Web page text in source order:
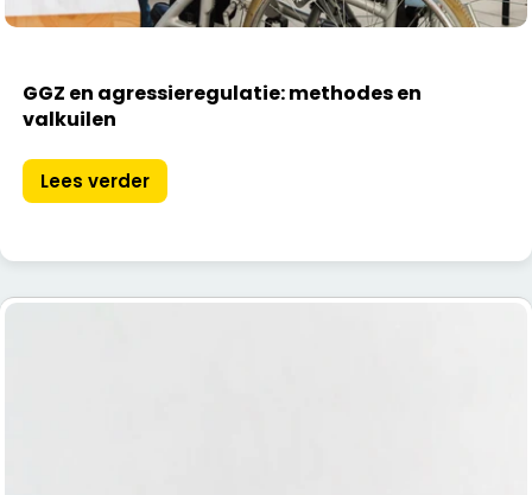
GGZ en agressieregulatie: methodes en
valkuilen
Lees verder